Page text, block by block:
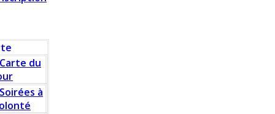
Carte du
Soirées à